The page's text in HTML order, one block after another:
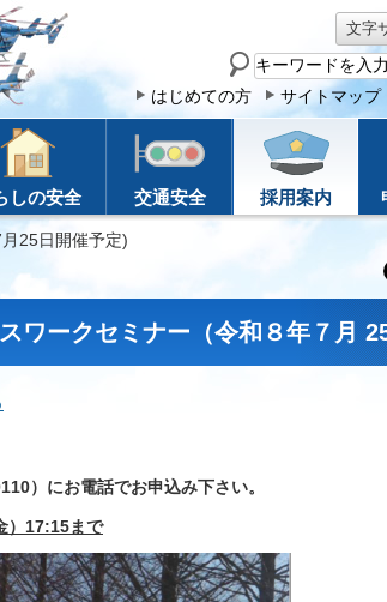
文字
サ
イ
ト
はじめての方
サイトマップ
しの安全 交通安全 採用案内
25日開催予定)
ワークセミナー（令和８年７月
）にお電話でお申込み下さい。
）17:15まで